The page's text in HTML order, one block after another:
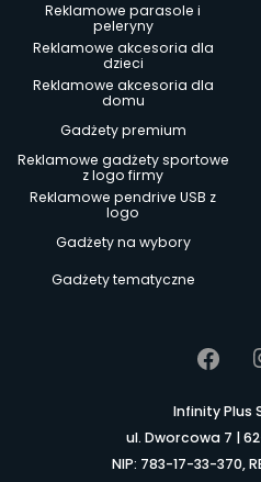
Reklamowe parasole i
peleryny
Reklamowe akcesoria dla
dzieci
Reklamowe akcesoria dla
domu
Gadżety premium
Reklamowe gadżety sportowe
z logo firmy
Reklamowe pendrive USB z
logo
Gadżety na wybory
Gadżety tematyczne
Infinity Plus
ul. Dworcowa 7 |
NIP: 783-17-33-370,